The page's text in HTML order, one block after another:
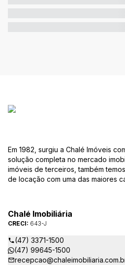
Em 1982, surgiu a Chalé Imóveis
solução completa no mercado
imóveis de terceiros, também
de locação com uma das maiores
Arte Imóveis. E também
Valores.
Chalé Imobiliária
CRECI: 643-J
(47) 3371-1500
(47) 99645-1500